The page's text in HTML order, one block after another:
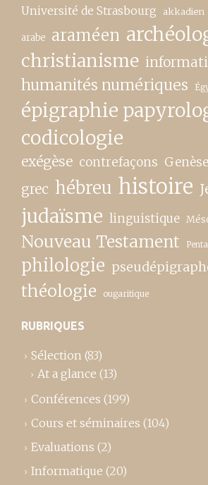
Université de Strasbourg akkadien
arabe araméen
christianisme
humanités numériques
épigraphie
codicologie
exégèse contrefaçons Genèse
grec hébreu histoire
judaïsme linguistique
Nouveau Testament
philologie
théologie ougaritique
RUBRIQUES
Sélection (83)
At a glance (13)
Conférences (199)
Cours et séminaires (104)
Evaluations (2)
Informatique (20)